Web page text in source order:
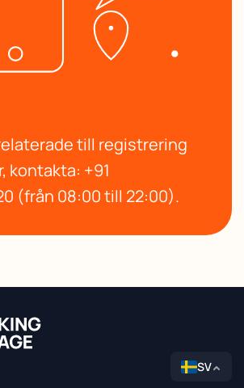
till registrering
kontakta: +91
(från 08:00 till 22:00).
SV